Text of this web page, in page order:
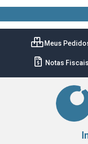
Meus
Notas Fiscais